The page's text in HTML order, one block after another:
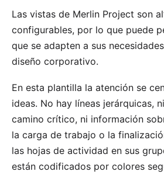
Las vistas de Merlin Project son
configurables, por lo que puede
que se adapten a sus
diseño corporativo.
En esta plantilla la atención se
ideas. No hay líneas jerárquicas,
camino crítico, ni información
la carga de trabajo o la
las hojas de actividad en sus
están codificados por colores